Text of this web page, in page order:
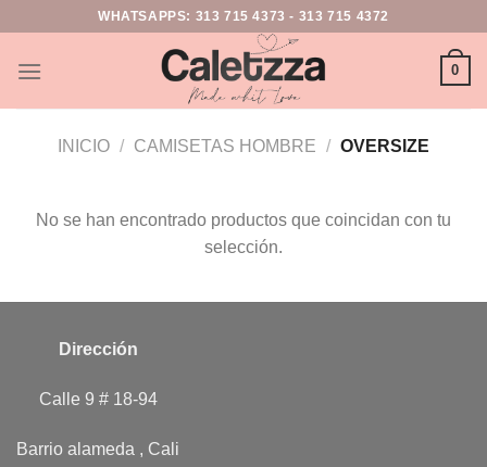
WHATSAPPS: 313 715 4373 - 313 715 4372
0
INICIO / CAMISETAS HOMBRE / OVERSIZE
No se han encontrado productos que coincidan con tu
selección.
Dirección
Calle 9 # 18-94
Barrio alameda , Cali